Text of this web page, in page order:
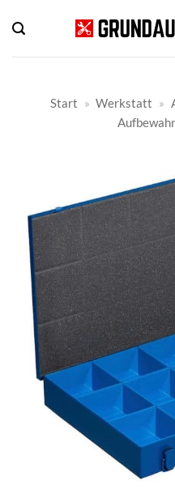
Inhalt
springen
Start » Werkstatt »